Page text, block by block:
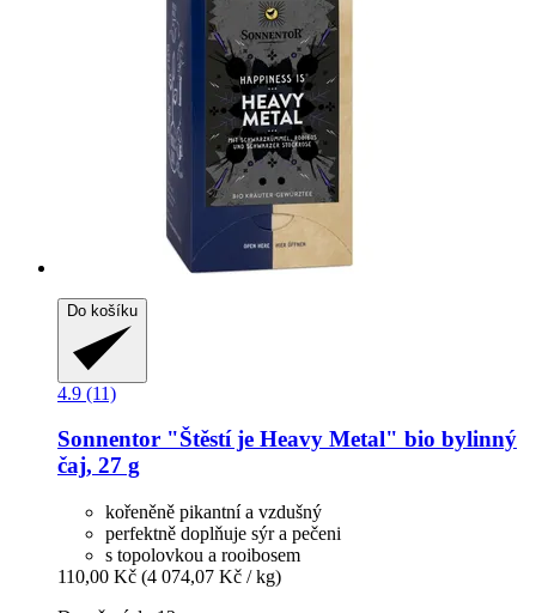
Do košíku
4.9 (11)
Sonnentor "Štěstí je Heavy Metal" bio bylinný
čaj, 27 g
kořeněně pikantní a vzdušný
perfektně doplňuje sýr a pečeni
s topolovkou a rooibosem
110,00 Kč (4 074,07 Kč / kg)